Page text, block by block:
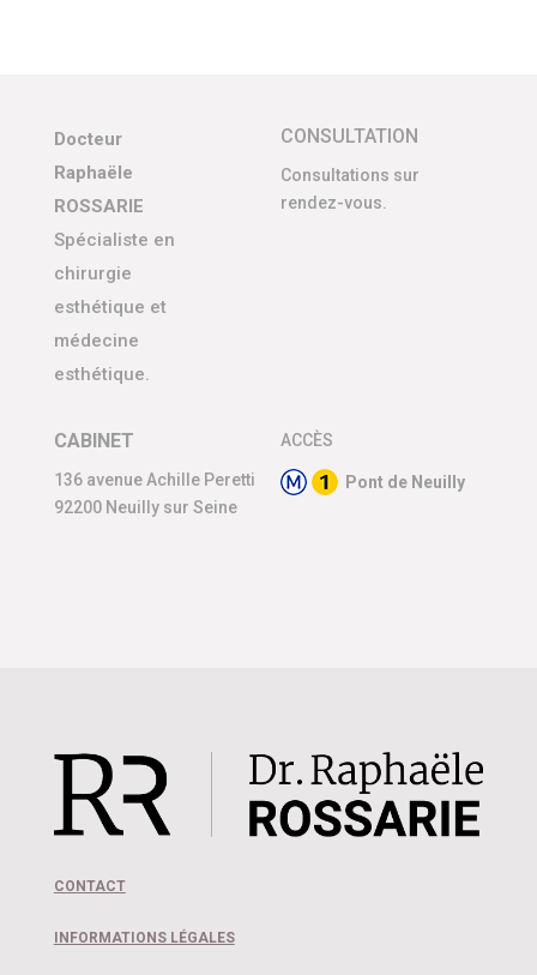
Docteur
Raphaële
ROSSARIE
Spécialiste en
chirurgie
esthétique et
médecine
esthétique.
CONSULTATION
Consultations sur
rendez-vous.
CABINET
136 avenue Achille Peretti
92200 Neuilly sur Seine
ACCÈS
Pont de Neuilly
CONTACT
INFORMATIONS LÉGALES